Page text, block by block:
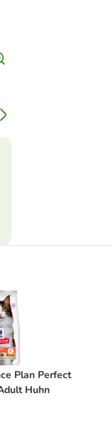
Plan Perfect
Plan Perfect
Huhn